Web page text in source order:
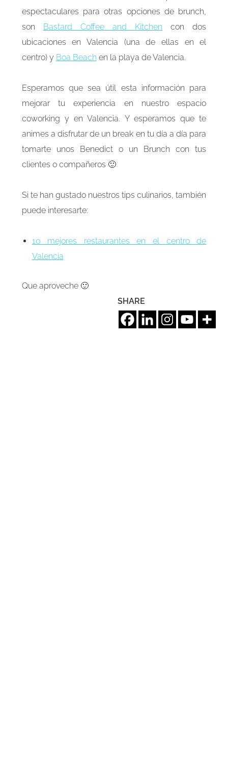
espectaculares para otras opciones de brunch,
son Bastard Coffee and Kitchen con dos
ubicaciones en Valencia (una de ellas en el
centro) y Boa Beach en la playa de Valencia.
Esperamos que sea útil esta información para
mejorar tu experiencia en nuestro espacio
coworking y en Valencia. Y esperamos que te
animes a disfrutar de un break en tu día a día para
tomarte unos Benedict o un Brunch con tus
clientes o compañeros 🙂
Si te han gustado nuestros tips culinarios, también
puede interesarte:
10 mejores restaurantes en el centro de
Valencia
Que aproveche 🙂
SHARE